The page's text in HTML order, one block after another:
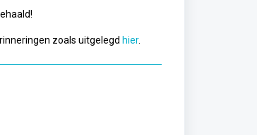
zoals uitgelegd hier.